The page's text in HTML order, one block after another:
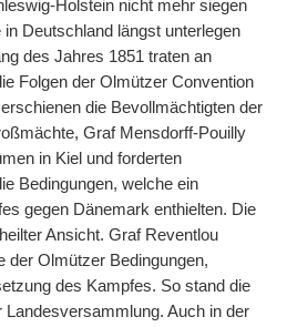
Holstein nicht mehr siegen
Deutschland längst unterlegen
des Jahres 1851 traten an
Folgen der Olmützer Convention
die Bevollmächtigten der
Graf Mensdorff-Pouilly
in Kiel und forderten
Bedingungen, welche ein
gegen Dänemark enthielten. Die
Ansicht. Graf Reventlou
der Olmützer Bedingungen,
des Kampfes. So stand die
Landesversammlung. Auch in der